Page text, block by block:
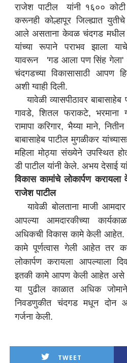
राजेश पाटील यांनी १६००
करूनही कोल्हापूर जिल्ह्यात
आले असताना केवळ चंदगड मधील
यांच्या रूपाने पराभव झाला
यावरून 'गड आला पण सिंह
चंदगडच्या विकासासाठी आपण
अशी ग्वाही दिली.
यावेळी व्यासपीठावर
गावडे, शितल फराकटे,
रामापा करिगार, भैय्या माने,
बाबासाहेब पाटील मुगळीकर
महिला मोठ्या संख्येने उपस्थित
डी पाटील यांनी केले. अभय देसाई
विकास कामांचे लोकार्पण
राजेश पाटील
यावेळी बोलताना माजी
आपल्या आमदारकीच्या
अधिकची विकास कामे केली आहेत.
कामे पूर्णत्वास गेली आहेत तर
लोकार्पण करायला आपल्याला
इतकी कामे आपण केली आहेत असे
या पुढील काळात अधिक
निवडणुकीत चंदगड मधून दोन
गर्जना केली.
TWEET